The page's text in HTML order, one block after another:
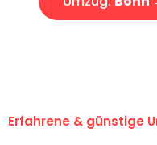
Erfahrene & günstige